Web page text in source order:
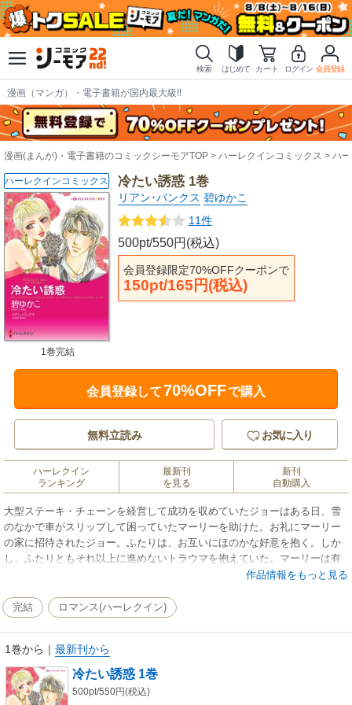
検索 はじめて カート ログイン 会員登録
漫画（マンガ）・電子書籍が国内最大級!!
漫画(まんが)・電子書籍のコミックシーモアTOP ハーレクインコミックス ハ
冷たい誘惑 1巻
リアン･バンクス 碧ゆかこ
11件
500pt/550円(税込)
会員登録限定70%OFFクーポンで
150pt/165円(税込)
ハーレクインコミックス
1巻完結
会員登録して70%OFFで購入
無料立読み お気に入り
ハーレクイン
ランキング
最新刊
を見る
新刊
自動購入
大型ステーキ・チェーンを経営して成功を収めていたジョーはある日、雪
のなかで車がスリップして困っていたマーリーを助けた。お礼にマーリー
の家に招待されたジョー。ふたりは、お互いにほのかな好意を抱く。しか
し、ふたりともそれ以上に進めないトラウマを抱えていた。マーリーは有
名な精神科医だったが、それを知ったジョーは自分が資金援助をしている
くのだが、やはり前には進めず…!?
作品情報をもっと見る
完結 ロマンス(ハーレクイン)
1巻から ｜ 最新刊から
冷たい誘惑 1巻
500pt/550円(税込)